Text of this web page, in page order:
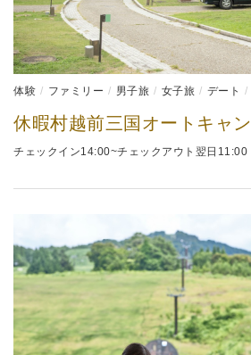
体験 ファミリー 男子旅 女子旅 デート
休暇村越前三国オートキャ
チェックイン14:00~チェックアウト翌日11:00